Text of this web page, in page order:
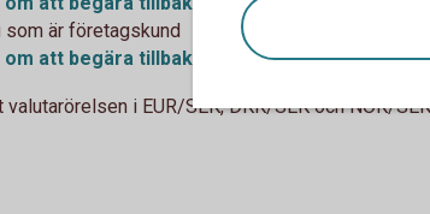
som är företagskund
om att begära tillbaka den finska skatten
valutarörelsen i EUR/SEK, DKK/SEK och NOK/